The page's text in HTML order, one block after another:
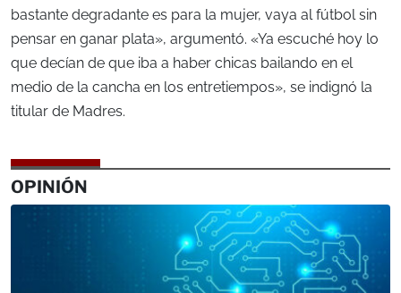
bastante degradante es para la mujer, vaya al fútbol sin
pensar en ganar plata», argumentó. «Ya escuché hoy lo
que decían de que iba a haber chicas bailando en el
medio de la cancha en los entretiempos», se indignó la
titular de Madres.
OPINIÓN